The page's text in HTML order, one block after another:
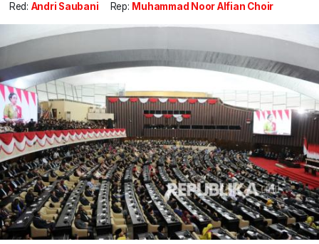
Red: Andri Saubani Rep: Muhammad Noor Alfian Choir